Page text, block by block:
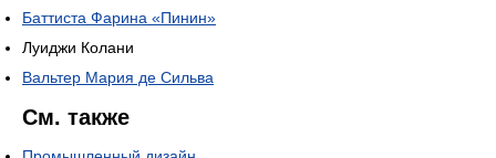
Баттиста Фарина «Пинин»
Луиджи Колани
Вальтер Мария де Сильва
См. также